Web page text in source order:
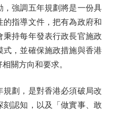
強調五年規劃將是一份具
指導文件，把有為政府和
持每年發表行政長官施政
，並確保施政措施與香港
關方向和要求。
劃，是對香港必須破局改
認知，以及「做實事、敢